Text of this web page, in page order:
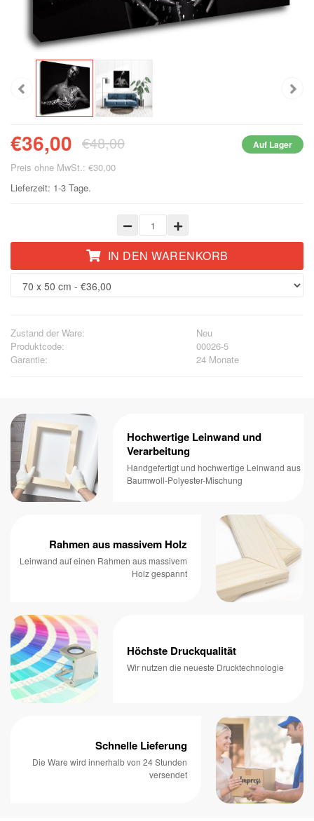
€36,00 €48,00 Auf Lager
Preis ohne MwSt.: €30,00
Lieferzeit: 1-3 Tage.
IN DEN WARENKORB
Zustand der Ware:
Neu
Produktcode:
00026-5
Garantie:
24 Monate
Hochwertige Leinwand und
Verarbeitung
Handgefertigt und hochwertige Leinwand aus
Baumwoll-Polyester-Mischung
Rahmen aus massivem Holz
Leinwand auf einen Rahmen aus massivem
Holz gespannt
Höchste Druckqualität
Wir nutzen die neueste Drucktechnologie
Schnelle Lieferung
Die Ware wird innerhalb von 24 Stunden
versendet